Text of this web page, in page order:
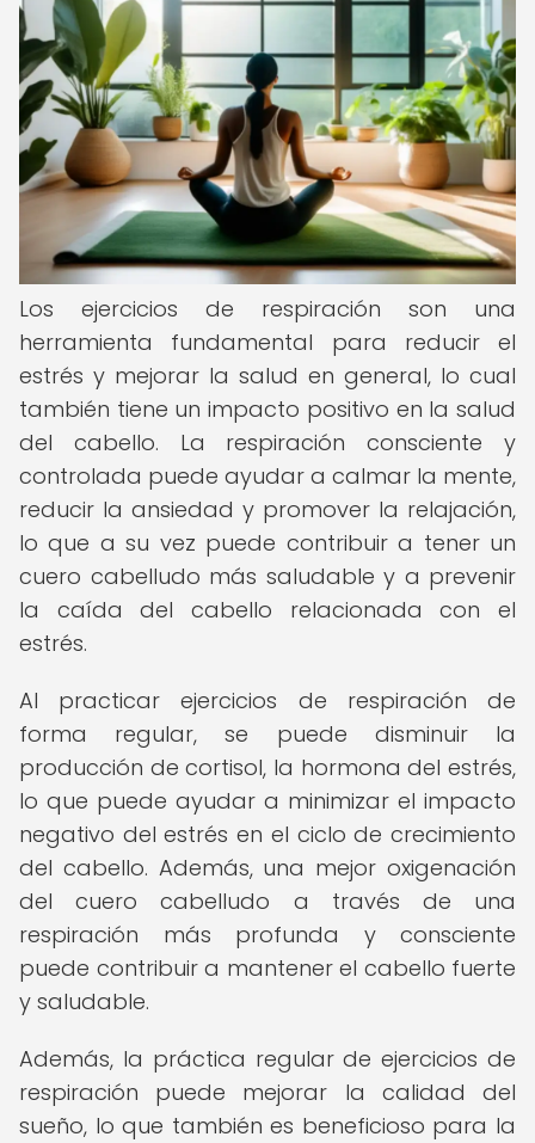
Los ejercicios de respiración son una
herramienta fundamental para reducir el
estrés y mejorar la salud en general, lo cual
también tiene un impacto positivo en la salud
del cabello. La respiración consciente y
controlada puede ayudar a calmar la mente,
reducir la ansiedad y promover la relajación,
lo que a su vez puede contribuir a tener un
cuero cabelludo más saludable y a prevenir
la caída del cabello relacionada con el
estrés.
Al practicar ejercicios de respiración de
forma regular, se puede disminuir la
producción de cortisol, la hormona del estrés,
lo que puede ayudar a minimizar el impacto
negativo del estrés en el ciclo de crecimiento
del cabello. Además, una mejor oxigenación
del cuero cabelludo a través de una
respiración más profunda y consciente
puede contribuir a mantener el cabello fuerte
y saludable.
Además, la práctica regular de ejercicios de
respiración puede mejorar la calidad del
sueño, lo que también es beneficioso para la